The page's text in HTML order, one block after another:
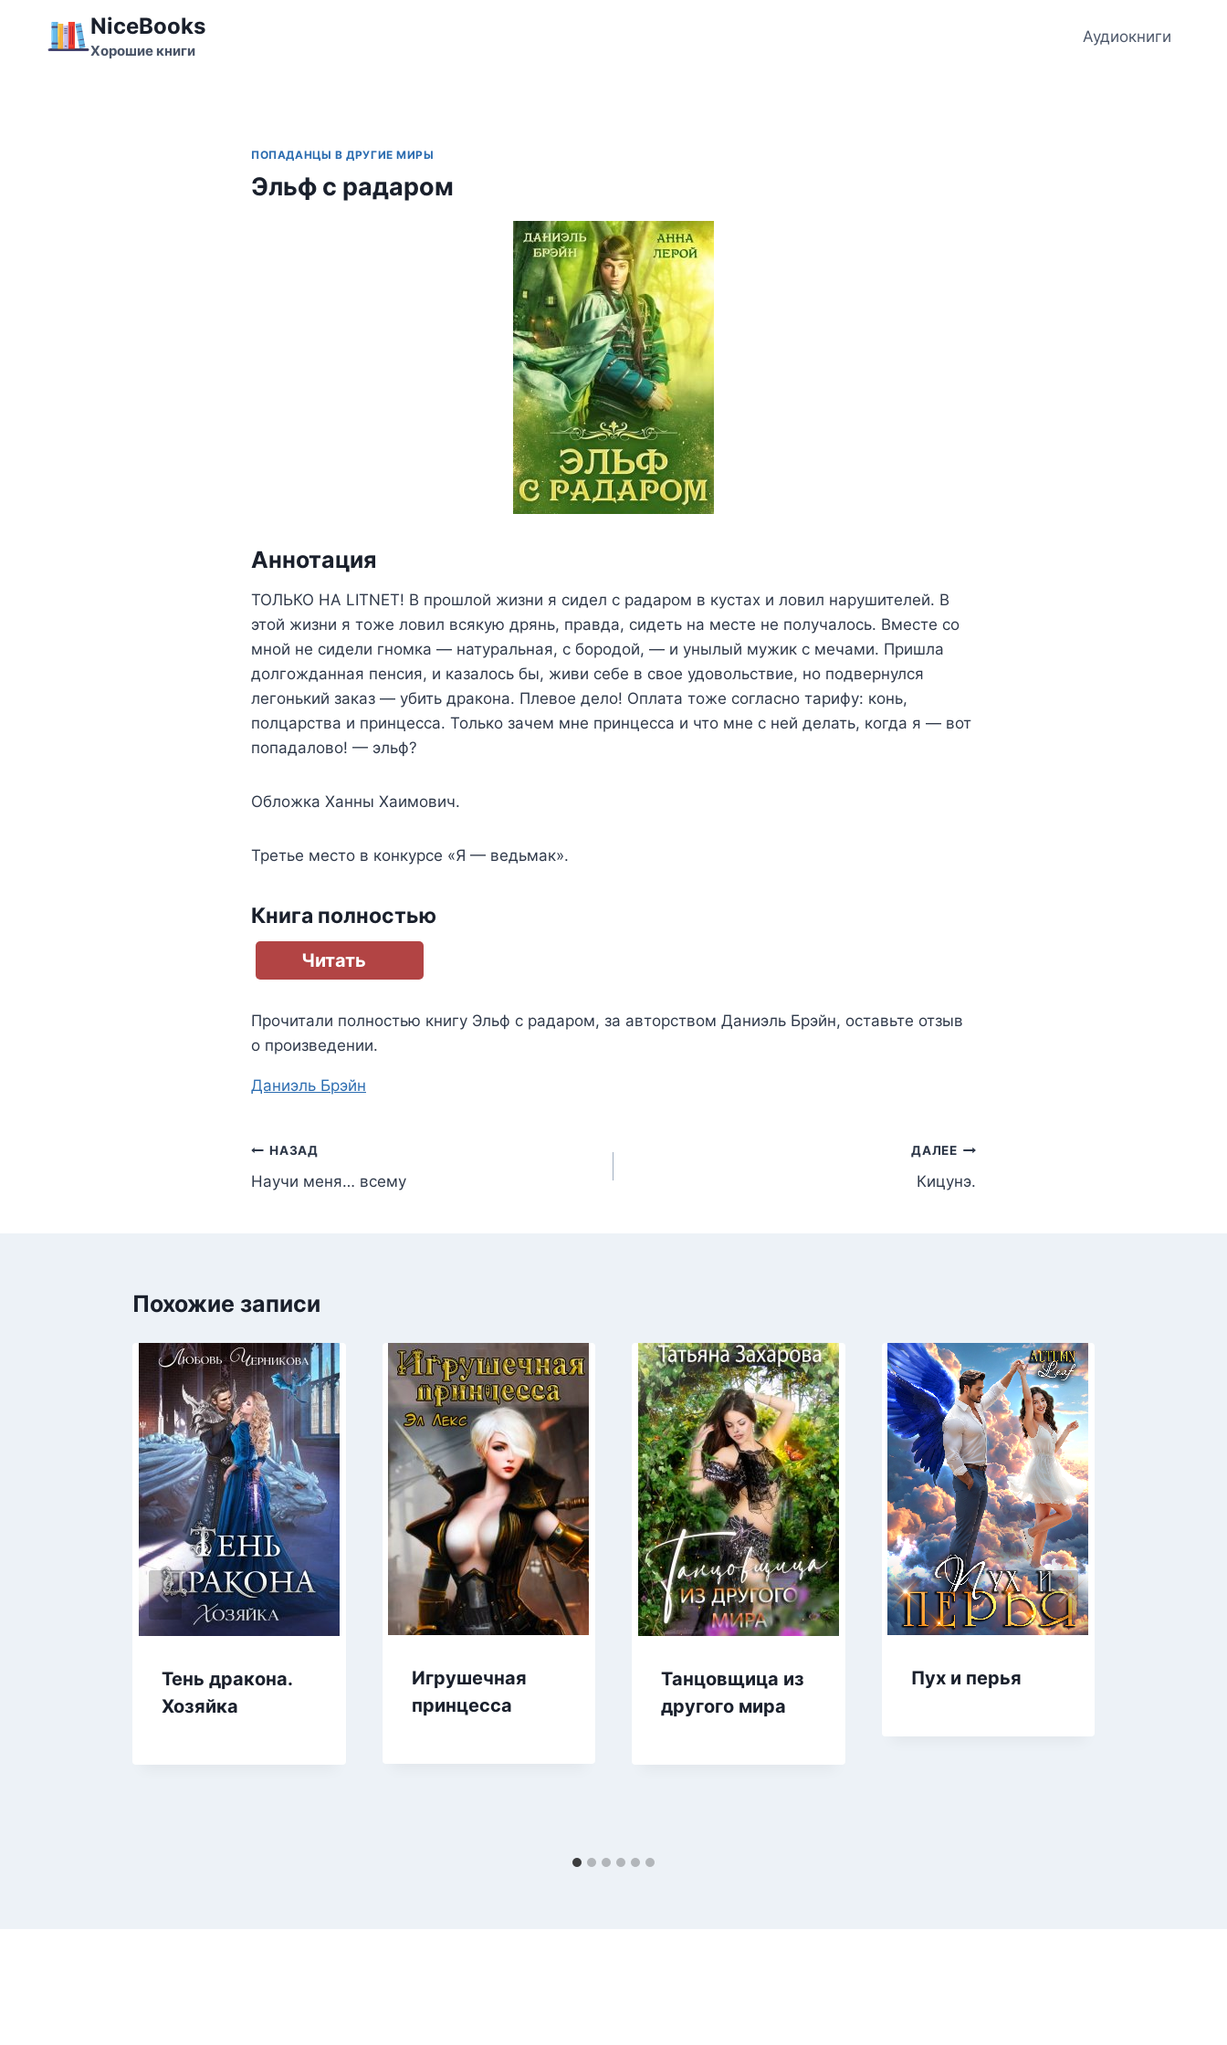
содержимому
NiceBooks
Хорошие книги
Аудиокниги
ПОПАДАНЦЫ В ДРУГИЕ МИРЫ
Эльф с радаром
Аннотация
ТОЛЬКО НА LITNET! В прошлой жизни я сидел с радаром в кустах и ловил нарушителей. В
этой жизни я тоже ловил всякую дрянь, правда, сидеть на месте не получалось. Вместе со
мной не сидели гномка — натуральная, с бородой, — и унылый мужик с мечами. Пришла
долгожданная пенсия, и казалось бы, живи себе в свое удовольствие, но подвернулся
легонький заказ — убить дракона. Плевое дело! Оплата тоже согласно тарифу: конь,
полцарства и принцесса. Только зачем мне принцесса и что мне с ней делать, когда я — вот
попадалово! — эльф?
Обложка Ханны Хаимович.
Третье место в конкурсе «Я — ведьмак».
Книга полностью
Читать
Прочитали полностью книгу Эльф с радаром, за авторством Даниэль Брэйн, оставьте отзыв
о произведении.
Метки
Даниэль Брэйн
Навигация
по
НАЗАД
Научи меня… всему
ДАЛЕЕ
Кицунэ.
Похожие записи
Тень дракона.
Хозяйка
Игрушечная
принцесса
Танцовщица из
другого мира
Пух и перья